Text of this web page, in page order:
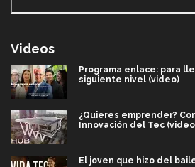
Videos
Programa enlace: para
siguiente nivel (video)
¿Quieres emprender?
Innovación del Tec
El joven que hizo del